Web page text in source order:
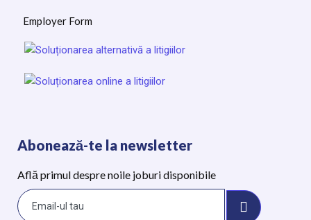
Employer Form
Abonează-te la newsletter
Află primul despre noile joburi disponibile